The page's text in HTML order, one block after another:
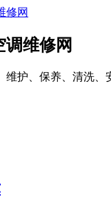
调维修网
维护、保养、清洗、